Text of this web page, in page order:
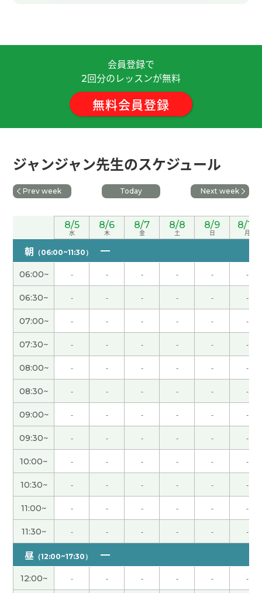
是吃了的话吃饱了。 老师再聊吧，下次再见！
非常感謝 下次見( 40代 男性 )
蜜蜜」非常感动，所以最近经常听她的歌曲。 下课
后我听了老师推荐的王菲的歌，她的歌也好听啊。
50代 男性 )
谢谢您的课！中国的端午节北方与南方有不一样的
文化，很有特色。
无人驾驶已经存在的。但技术可以提高。期待未
来。( 40代 男性 )
谢谢您的课！
谢谢，我很期待跟中国朋友第一次见面，大阪的老
友一起吃晚餐，和演唱会。
谢谢老师，我很高兴能和您一起聊天。 听了老师说
人工降雨的话，我想起了2008年北京奥运会开幕式
的时候。 那时我真的很惊讶。 期待下节课能再聊，
下次见。( 50代 男性 )
谢谢，下次见 ( 40代 男性 )
日本人里有喜欢大坝的人。 我以前喜欢去看灯塔拍
照片，但是最近没去。 谢啦老师，今天的课也很有
意思。( 50代 男性 )
多亏了老师的帮助，我顺利完成了作业。虽然汉语
很难，但我觉得学习汉语是一件很快乐的事情。谢
谢老师！
( 女性 )
会員登録で
2回分のレッスンが無料
無料会員登録
ジャンジャン先生のスケジュール
Prev week Today Next week
8/5
水
8/6
木
8/7
金
8/8
土
8/9
日
8/10
月
朝 （06:00~11:30）
06:00~ - - - - - -
06:30~ - - - - - -
07:00~ - - - - - -
07:30~ - - - - - -
08:00~ - - - - - -
08:30~ - - - - - -
09:00~ - - - - - -
09:30~ - - - - - -
10:00~ - - - - - -
10:30~ - - - - - -
11:00~ - - - - - -
11:30~ - - - - - -
昼 （12:00~17:30）
12:00~ - - - - - -